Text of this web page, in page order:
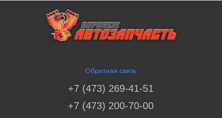
Обратная связь
+7 (473) 269-41-51
+7 (473) 200-70-00